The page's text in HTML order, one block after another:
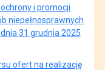
i promocji
niepełnosprawnych
31 grudnia 2025
ofert na realizację